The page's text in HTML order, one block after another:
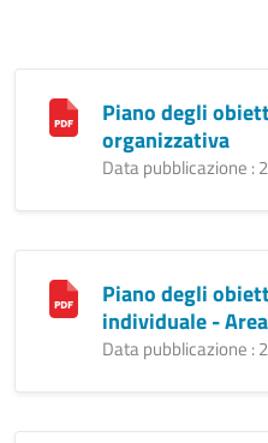
Piano degli
organizzativa
Data pubblicazione :
Piano degli
individuale -
Data pubblicazione :